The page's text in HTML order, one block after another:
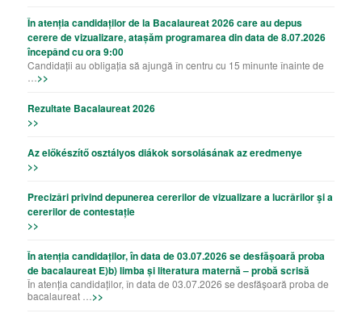
În atenția candidaților de la Bacalaureat 2026 care au depus
cerere de vizualizare, atașăm programarea din data de 8.07.2026
începând cu ora 9:00
Candidații au obligația să ajungă în centru cu 15 minunte înainte de
>>
Rezultate Bacalaureat 2026
>>
Az előkészítő osztályos diákok sorsolásának az eredmenye
>>
Precizǎri privind depunerea cererilor de vizualizare a lucrǎrilor şi a
cererilor de contestație
>>
În atenția candidaților, în data de 03.07.2026 se desfășoară proba
de bacalaureat E)b) limba și literatura maternă – probă scrisă
În atenția candidaților, în data de 03.07.2026 se desfășoară proba de
bacalaureat … >>